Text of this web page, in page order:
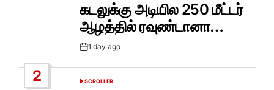
கடலுக்கு அடியில 250 மீட்டர்
ஆழத்தில் ரவுண்டானா…
Post1 day ago
2
POSTED
SCROLLER